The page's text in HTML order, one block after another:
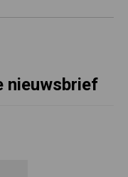
nieuwsbrief